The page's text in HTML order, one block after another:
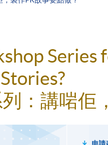
Series
：講啱佢